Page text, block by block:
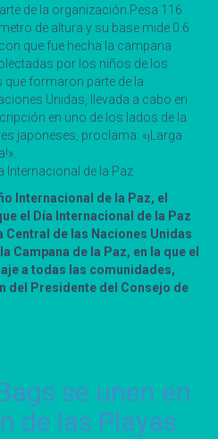
de la organización.Pesa 116
de altura y su base mide 0.6
que fue hecha la campana
por los niños de los
que formaron parte de la
Unidas, llevada a cabo en
en uno de los lados de la
japoneses, proclama: «¡Larga
Internacional de la Paz
Internacional de la Paz, el
el Día Internacional de la Paz
Central de las Naciones Unidas
Campana de la Paz, en la que el
a todas las comunidades,
del Presidente del Consejo de
se unen en
de las Playas